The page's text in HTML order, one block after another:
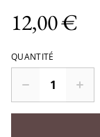
12,00 €
QUANTITÉ